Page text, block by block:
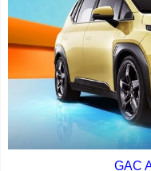
GAC